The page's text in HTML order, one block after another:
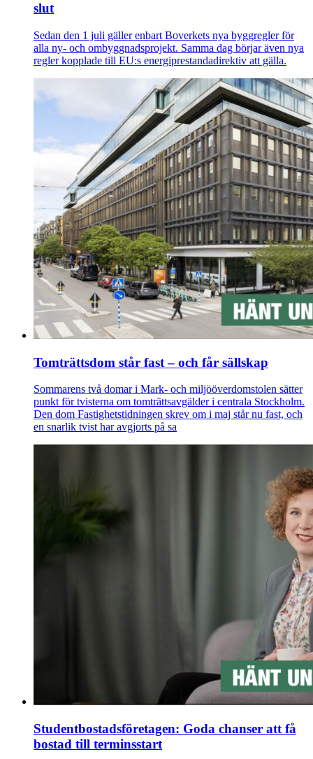
slut
Sedan den 1 juli gäller enbart Boverkets nya byggregler för
alla ny- och ombyggnadsprojekt. Samma dag börjar även nya
regler kopplade till EU:s energiprestandadirektiv att gälla.
Tomträttsdom står fast – och får sällskap
Sommarens två domar i Mark- och miljööverdomstolen sätter
punkt för tvisterna om tomträttsavgälder i centrala Stockholm.
Den dom Fastighetstidningen skrev om i maj står nu fast, och
en snarlik tvist har avgjorts på sa
Studentbostadsföretagen: Goda chanser att få
bostad till terminsstart